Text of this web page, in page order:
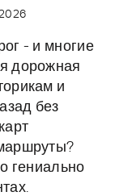
- и многие
дорожная
и
без
гениально